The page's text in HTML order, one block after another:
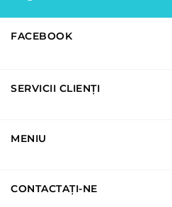
FACEBOOK
SERVICII CLIENȚI
MENIU
CONTACTAȚI-NE